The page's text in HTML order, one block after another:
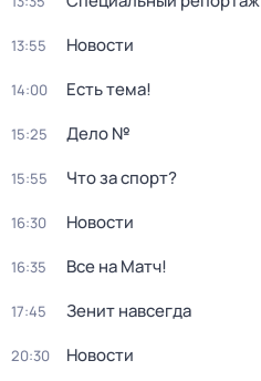
13:55 Новости
14:00 Есть тема!
15:25 Дело №
15:55 Что за спорт?
16:30 Новости
16:35 Все на Матч!
17:45 Зенит навсегда
20:30 Новости